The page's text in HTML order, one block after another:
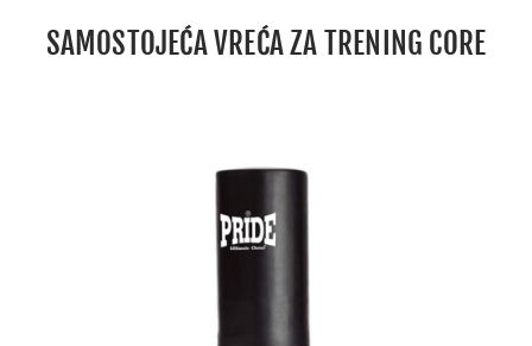
SAMOSTOJEĆA VREĆA ZA TRENING CORE